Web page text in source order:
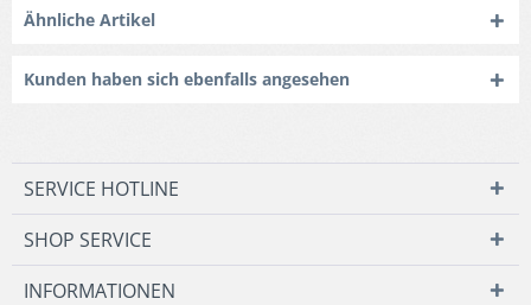
Ähnliche Artikel
Kunden haben sich ebenfalls angesehen
SERVICE HOTLINE
SHOP SERVICE
INFORMATIONEN